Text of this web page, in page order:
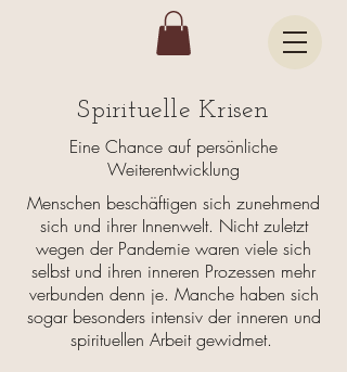
Spirituelle Krisen
Eine Chance auf persönliche
Weiterentwicklung
Menschen beschäftigen sich zunehmend
sich und ihrer Innenwelt. Nicht zuletzt
wegen der Pandemie waren viele sich
selbst und ihren inneren Prozessen mehr
verbunden denn je. Manche haben sich
sogar besonders intensiv der inneren und
spirituellen Arbeit gewidmet.